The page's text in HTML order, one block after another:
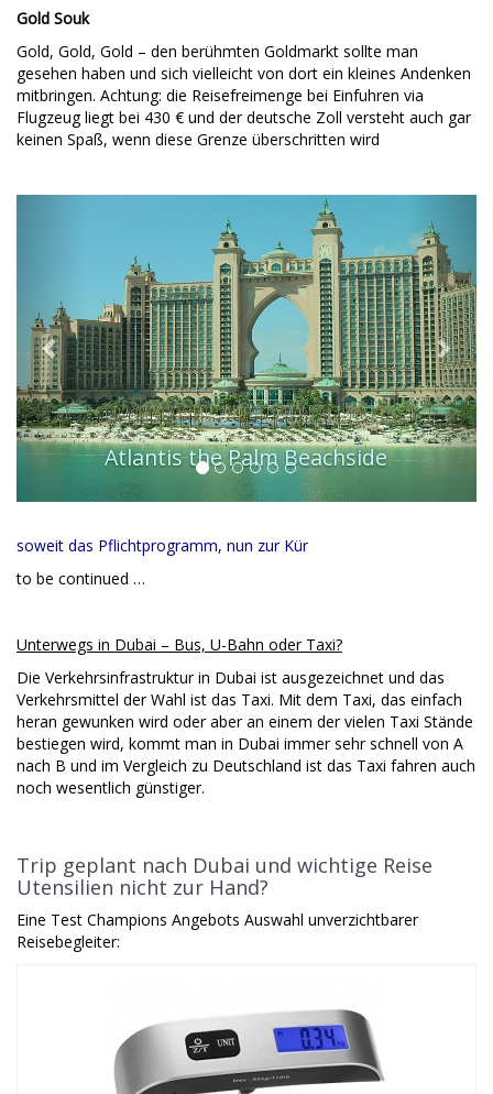
Gold Souk
Gold, Gold, Gold – den berühmten Goldmarkt sollte man
gesehen haben und sich vielleicht von dort ein kleines Andenken
mitbringen. Achtung: die Reisefreimenge bei Einfuhren via
Flugzeug liegt bei 430 € und der deutsche Zoll versteht auch gar
keinen Spaß, wenn diese Grenze überschritten wird
Atlantis the Palm Beachside
soweit das Pflichtprogramm, nun zur Kür
to be continued …
Unterwegs in Dubai – Bus, U-Bahn oder Taxi?
Die Verkehrsinfrastruktur in Dubai ist ausgezeichnet und das
Verkehrsmittel der Wahl ist das Taxi. Mit dem Taxi, das einfach
heran gewunken wird oder aber an einem der vielen Taxi Stände
bestiegen wird, kommt man in Dubai immer sehr schnell von A
nach B und im Vergleich zu Deutschland ist das Taxi fahren auch
noch wesentlich günstiger.
Trip geplant nach Dubai und wichtige Reise
Utensilien nicht zur Hand?
Eine Test Champions Angebots Auswahl unverzichtbarer
Reisebegleiter: